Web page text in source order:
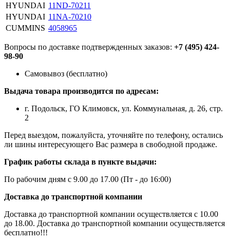
HYUNDAI 11ND-70211
HYUNDAI 11NA-70210
CUMMINS 4058965
Вопросы по доставке подтвержденных заказов: +7 (495) 424-
98-90
Самовывоз (бесплатно)
Выдача товара производится по адресам:
г. Подольск, ГО Климовск, ул. Коммунальная, д. 26, стр.
2
Перед выездом, пожалуйста, уточняйте по телефону, остались
ли шины интересующего Вас размера в свободной продаже.
График работы склада в пункте выдачи:
По рабочим дням с 9.00 до 17.00 (Пт - до 16:00)
Доставка до транспортной компании
Доставка до транспортной компании осуществляется с 10.00
до 18.00. Доставка до транспортной компании осуществляется
бесплатно!!!